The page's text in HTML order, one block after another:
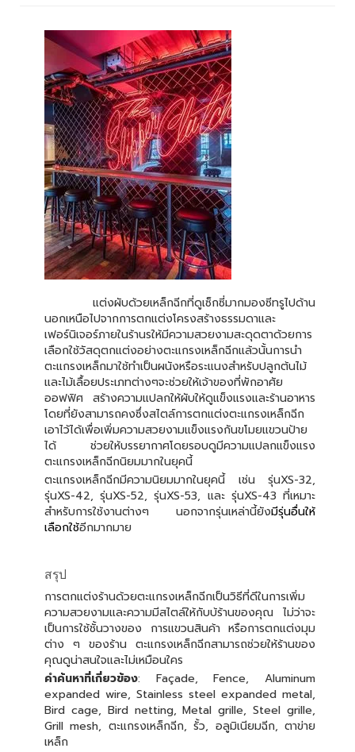
แต่งผับด้วยเหล็กฉีกที่ดูเซ็กซี่มากมองซีทรูไปด้าน
นอกเหนือไปจากการตกแต่งโครงสร้างธรรมดาและ
เฟอร์นิเจอร์ภายในร้านรให้มีความสวยงามสะดุดตาด้วยการ
เลือกใช้วัสดุตกแต่งอย่างตะแกรงเหล็กฉีกแล้วนั้นการนำ
ตะแกรงเหล็กมาใช้ทำเป็นผนังหรือระแนงสำหรับปลูกต้นไม้
และไม้เลื้อยประเภทต่างๆจะช่วยให้เจ้าของที่พักอาศัย
ออฟฟิศ สร้างความแปลกให้ผับให้ดูแข็งแรงและร้านอาหาร
โดยที่ยังสามารถคงซึ่งสไตล์การตกแต่งตะแกรงเหล็กฉีก
เอาไว้ได้เพื่อเพิ่มความสวยงามแข็งแรงกันขโมยแขวนป้าย
ได้ ช่วยให้บรรยากาศโดยรอบดูมีความแปลกแข็งแรง
ตะแกรงเหล็กฉีกนิยมมากในยุคนี้
ตะแกรงเหล็กฉีกมีความนิยมมากในยุคนี้ เช่น รุ่นXS-32,
รุ่นXS-42, รุ่นXS-52, รุ่นXS-53, และ รุ่นXS-43 ที่เหมาะ
สำหรับการใช้งานต่างๆ นอกจากรุ่นเหล่านี้ยังมีรุ่นอื่นให้
เลือกใช้อีกมากมาย
สรุป
การตกแต่งร้านด้วยตะแกรงเหล็กฉีกเป็นวิธีที่ดีในการเพิ่ม
ความสวยงามและความมีสไตล์ให้กับบ้ร้านของคุณ ไม่ว่าจะ
เป็นการใช้ชั้นวางของ การแขวนสินค้า หรือการตกแต่งมุม
ต่าง ๆ ของร้าน ตะแกรงเหล็กฉีกสามารถช่วยให้ร้านของ
คุณดูน่าสนใจและไม่เหมือนใคร
คำค้นหาที่เกี่ยวข้อง: Façade, Fence, Aluminum
expanded wire, Stainless steel expanded metal,
Bird cage, Bird netting, Metal grille, Steel grille,
Grill mesh, ตะแกรงเหล็กฉีก, รั้ว, อลูมิเนียมฉีก, ตาข่าย
เหล็ก